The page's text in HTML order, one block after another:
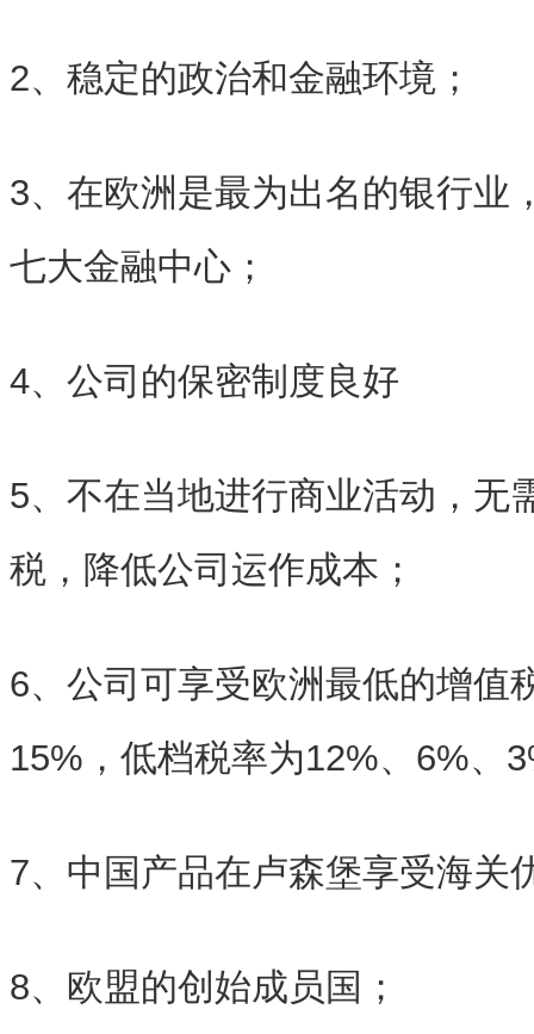
2、稳定的政治和金融环境；
3、在欧洲是最为出名的银行业
七大金融中心；
4、公司的保密制度良好
5、不在当地进行商业活动，无
税，降低公司运作成本；
6、公司可享受欧洲最低的增值
15%，低档税率为12%、6%、
7、中国产品在卢森堡享受海关
8、欧盟的创始成员国；